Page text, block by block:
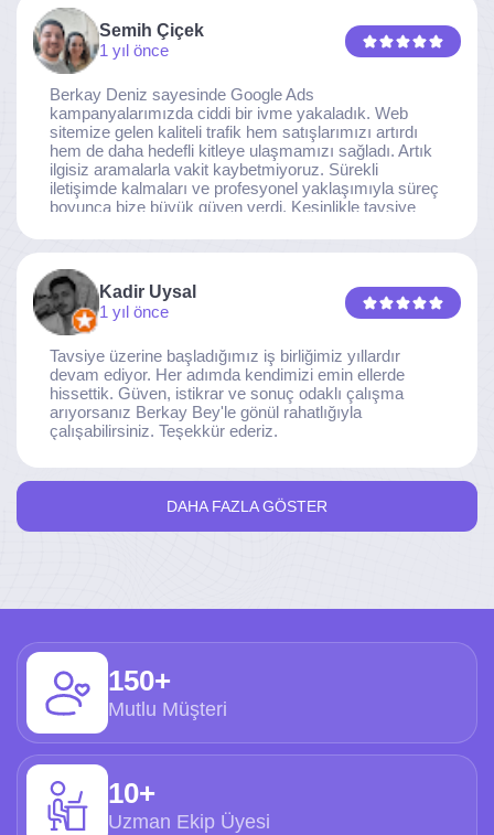
ekibine gönülden teşekkür ederiz.
Semih Çiçek
1 yıl önce
Berkay Deniz sayesinde Google Ads
kampanyalarımızda ciddi bir ivme yakaladık. Web
sitemize gelen kaliteli trafik hem satışlarımızı artırdı
hem de daha hedefli kitleye ulaşmamızı sağladı. Artık
ilgisiz aramalarla vakit kaybetmiyoruz. Sürekli
iletişimde kalmaları ve profesyonel yaklaşımıyla süreç
boyunca bize büyük güven verdi. Kesinlikle tavsiye
Kadir Uysal
1 yıl önce
Tavsiye üzerine başladığımız iş birliğimiz yıllardır
devam ediyor. Her adımda kendimizi emin ellerde
hissettik. Güven, istikrar ve sonuç odaklı çalışma
arıyorsanız Berkay Bey'le gönül rahatlığıyla
çalışabilirsiniz. Teşekkür ederiz.
DAHA FAZLA GÖSTER
150+
Mutlu Müşteri
10+
Uzman Ekip Üyesi